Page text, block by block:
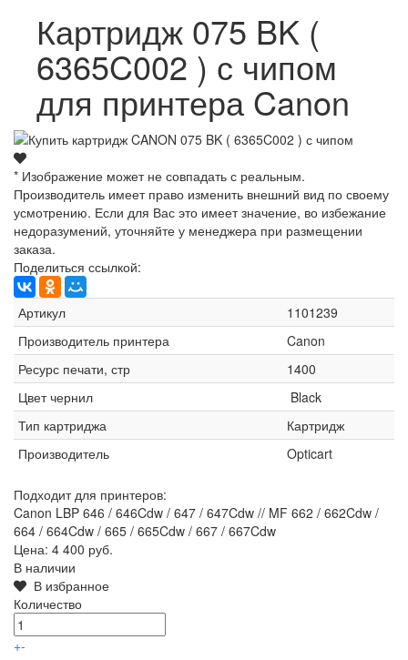
Картридж 075 BK (
6365C002 ) с чипом
для принтера Canon
* Изображение может не совпадать с реальным.
Производитель имеет право изменить внешний вид по своему
усмотрению. Если для Вас это имеет значение, во избежание
недоразумений, уточняйте у менеджера при размещении
заказа.
Поделиться ссылкой:
Артикул
1101239
Производитель принтера
Canon
Ресурс печати, стр
1400
Цвет чернил
Black
Тип картриджа
Картридж
Производитель
Opticart
Подходит для принтеров:
Canon LBP 646 / 646Cdw / 647 / 647Cdw // MF 662 / 662Cdw /
664 / 664Cdw / 665 / 665Cdw / 667 / 667Cdw
Цена: 4 400 руб.
В наличии
В избранное
Количество
+-